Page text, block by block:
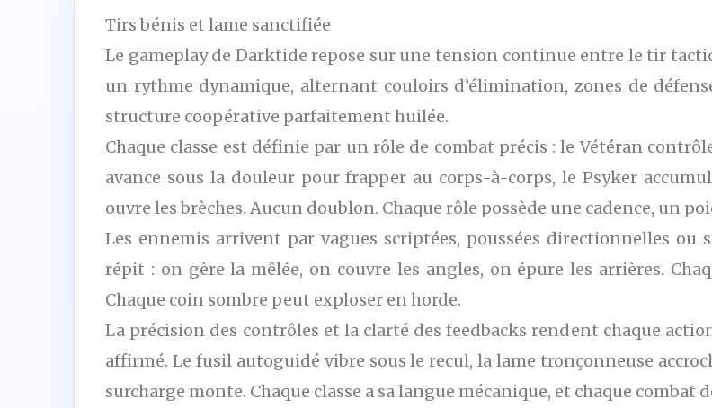
Tirs bénis et lame sanctifiée
Le gameplay de Darktide repose sur une tension continue entre le tir
un rythme dynamique, alternant couloirs d’élimination, zones de
structure coopérative parfaitement huilée.
Chaque classe est définie par un rôle de combat précis : le Vétéran
avance sous la douleur pour frapper au corps-à-corps, le Psyker
ouvre les brèches. Aucun doublon. Chaque rôle possède une cadence, un
Les ennemis arrivent par vagues scriptées, poussées directionnelles ou
répit : on gère la mêlée, on couvre les angles, on épure les arrières.
Chaque coin sombre peut exploser en horde.
La précision des contrôles et la clarté des feedbacks rendent chaque
affirmé. Le fusil autoguidé vibre sous le recul, la lame tronçonneuse
surcharge monte. Chaque classe a sa langue mécanique, et chaque